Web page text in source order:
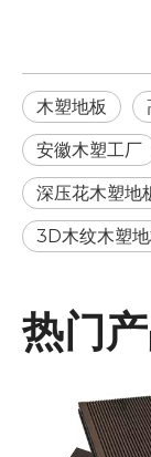
木塑地板
安徽木塑工厂
深压花木塑地
3D木纹木塑
热门